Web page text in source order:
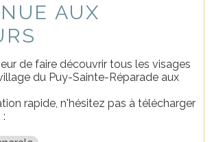
AUX
de faire découvrir tous les visages
du Puy-Sainte-Réparade aux
rapide, n'hésitez pas à télécharger